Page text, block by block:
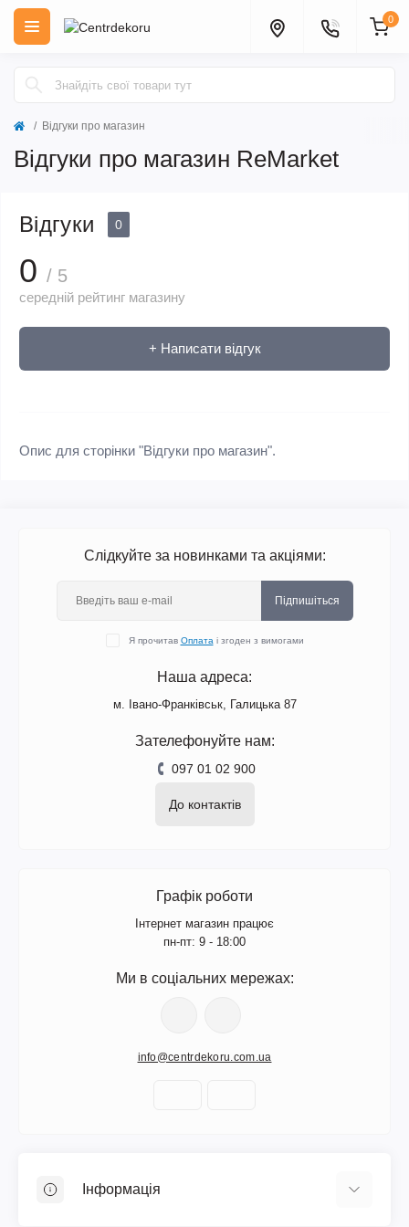
0
Відгуки про магазин
Відгуки про магазин ReMarket
Відгуки 0
0 / 5
середній рейтинг магазину
+ Написати відгук
Опис для сторінки "Відгуки про магазин".
Слідкуйте за новинками та акціями:
Підпишіться
Я прочитав Оплата і згоден з вимогами
Наша адреса:
м. Івано-Франківськ, Галицька 87
Зателефонуйте нам:
097 01 02 900
До контактів
Графік роботи
Інтернет магазин працює
пн-пт: 9 - 18:00
Ми в соціальних мережах:
info@centrdekoru.com.ua
Інформація